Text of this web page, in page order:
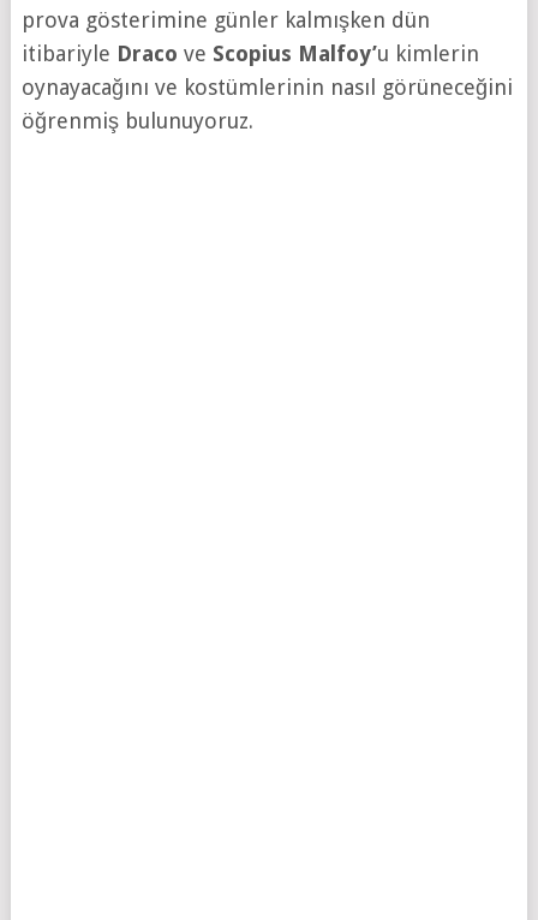
prova gösterimine günler kalmışken dün
itibariyle Draco ve Scopius Malfoy’u kimlerin
oynayacağını ve kostümlerinin nasıl görüneceğini
öğrenmiş bulunuyoruz.